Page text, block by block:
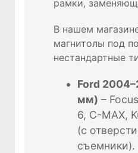
рамки,
В нашем
магнитолы под
нестандартные
Ford
мм) –
6, C-MAX,
(с
съемники).